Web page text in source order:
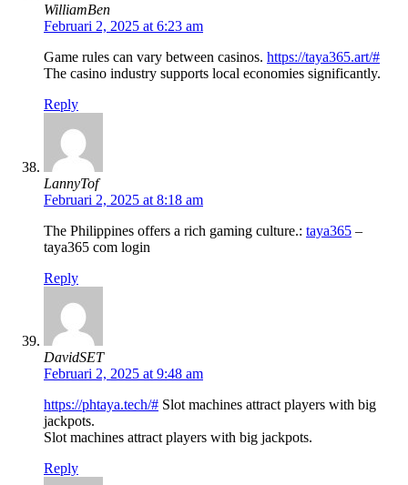
WilliamBen
Februari 2, 2025 at 6:23 am
Game rules can vary between casinos. https://taya365.art/#
The casino industry supports local economies significantly.
Reply
LannyTof
Februari 2, 2025 at 8:18 am
The Philippines offers a rich gaming culture.: taya365 –
taya365 com login
Reply
DavidSET
Februari 2, 2025 at 9:48 am
https://phtaya.tech/# Slot machines attract players with big
jackpots.
Slot machines attract players with big jackpots.
Reply